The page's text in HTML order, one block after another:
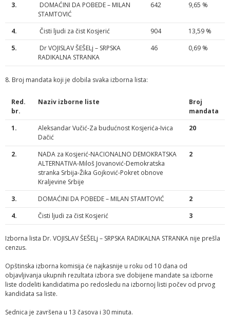
3.
DOMAĆINI DA POBEDE – MILAN
STAMTOVIĆ
642 9,65 %
4. Čisti ljudi za čist Kosjerić 904
13,59 %
5.
Dr VOJISLAV ŠEŠELj – SRPSKA
RADIKALNA STRANKA
46 0,69 %
8. Broj mandata koji je dobila svaka izborna lista:
Red.
br.
Naziv izborne liste
Broj
mandata
1.
Aleksandar Vučić-Za budućnost Kosjerića-Ivica
Dačić
20
2.
NADA za Kosjerić-NACIONALNO DEMOKRATSKA
ALTERNATIVA-Miloš Jovanović-Demokratska
stranka Srbija-Žika Gojković-Pokret obnove
Kraljevine Srbije
2
3. DOMAĆINI DA POBEDE – MILAN STAMTOVIĆ
2
4.
Čisti ljudi za čist Kosjerić 3
Izborna lista Dr. VOJISLAV ŠEŠELj – SRPSKA RADIKALNA STRANKA nije prešla
cenzus.
Opštinska izborna komisija će najkasnije u roku od 10 dana od
objavljivanja ukupnih rezultata izbora sve dobijene mandate sa izborne
liste dodeliti kandidatima po redosledu na izbornoj listi počev od prvog
kandidata sa liste.
Sednica je završena u 13 časova i 30 minuta.